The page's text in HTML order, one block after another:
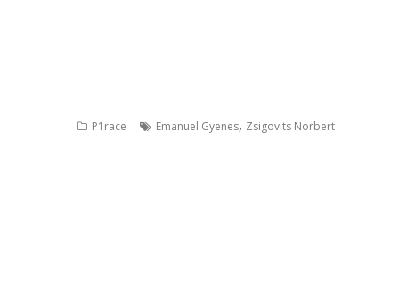
P1race Emanuel Gyenes, Zsigovits Norbert